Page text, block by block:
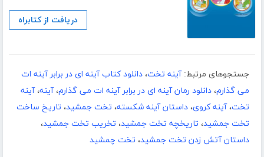
دریافت از کتابراه
جستجوهای مرتبط: آینه تخت، دانلود کتاب آینه ای در برابر آینه ات
می گذارم، دانلود رمان آینه ای در برابر آینه ات می گذارم،آینه،آینه
تخت،آینه کروی، داستان آینه شکسته، تخت جمشید، تاریخ ساخت
تخت جمشید، تاریخچه تخت جمشید، تخریب تخت جمشید،
داستان آتش زدن تخت جمشید، تخت چمشید